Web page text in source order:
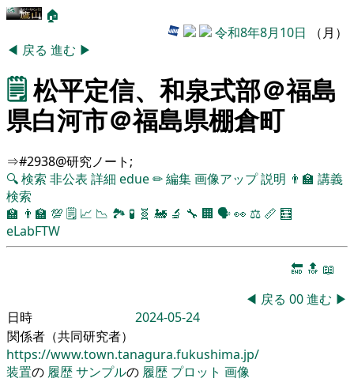
🏠
令和8年8月10日 （月）
◀ 戻る 進む ▶
🗒️松平定信、和泉式部＠福島
県白河市＠福島県棚倉町
⇒#2938@研究ノート;
🔍検索 非公表 詳細 edue✏編集画像アップ説明 👨‍🏫 講義
検索
🏫 👨‍🏫 💯 🗒️ 📈 📉 🏞 🧪 🧬 🚂 🔬 🔧 🏢 🗣️👀 ⚖️ 📏 🧮
eLabFTW
🔚 🔝 📖
◀ 戻る 00進む ▶
日時
2024-05-24
関係者（共同研究者）
https://www.town.tanagura.fukushima.jp/
装置の 履歴サンプルの 履歴 プロット 画像